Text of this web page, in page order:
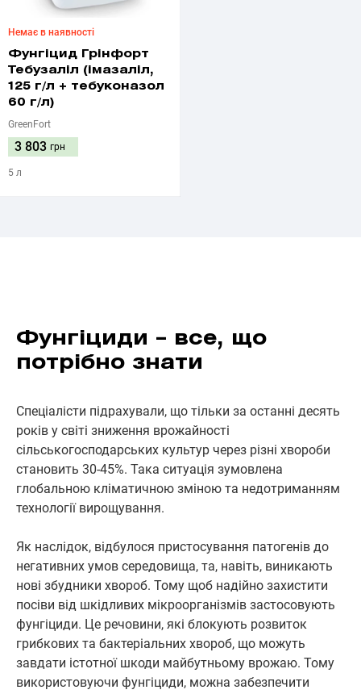
Немає в наявності
Фунгіцид Грінфорт
Тебузаліл (імазаліл,
125 г/л + тебуконазол
60 г/л)
GreenFort
3 803 грн
5 л
Фунгіциди – все, що
потрібно знати
Спеціалісти підрахували, що тільки за останні десять
років у світі зниження врожайності
сільськогосподарських культур через різні хвороби
становить 30-45%. Така ситуація зумовлена
глобальною кліматичною зміною та недотриманням
технології вирощування.
Як наслідок, відбулося пристосування патогенів до
негативних умов середовища, та, навіть, виникають
нові збудники хвороб. Тому щоб надійно захистити
посіви від шкідливих мікроорганізмів застосовують
фунгіциди. Це речовини, які блокують розвиток
грибкових та бактеріальних хвороб, що можуть
завдати істотної шкоди майбутньому врожаю. Тому
використовуючи фунгіциди, можна забезпечити